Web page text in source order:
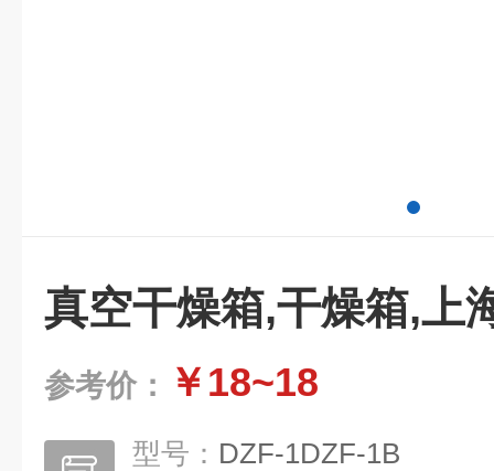
真空干燥箱,干燥箱,上
参考价： ￥18~18
型号： DZF-1DZF-1B